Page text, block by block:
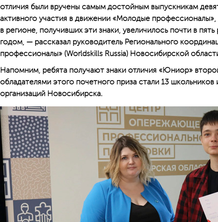
отличия были вручены самым достойным выпускникам
активного участия в движении «Молодые
в регионе, получивших эти знаки, увеличилось почти в
годом, — рассказал руководитель Регионального
профессионалы» (Worldskills Russia) Новосибирской
Напомним, ребята получают знаки отличия «Юниор»
обладателями этого почетного приза стали 13
организаций Новосибирска.